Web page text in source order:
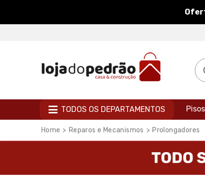
TODOS OS DEPARTAMENTOS
Reparos e Mecanismos Prolongadores